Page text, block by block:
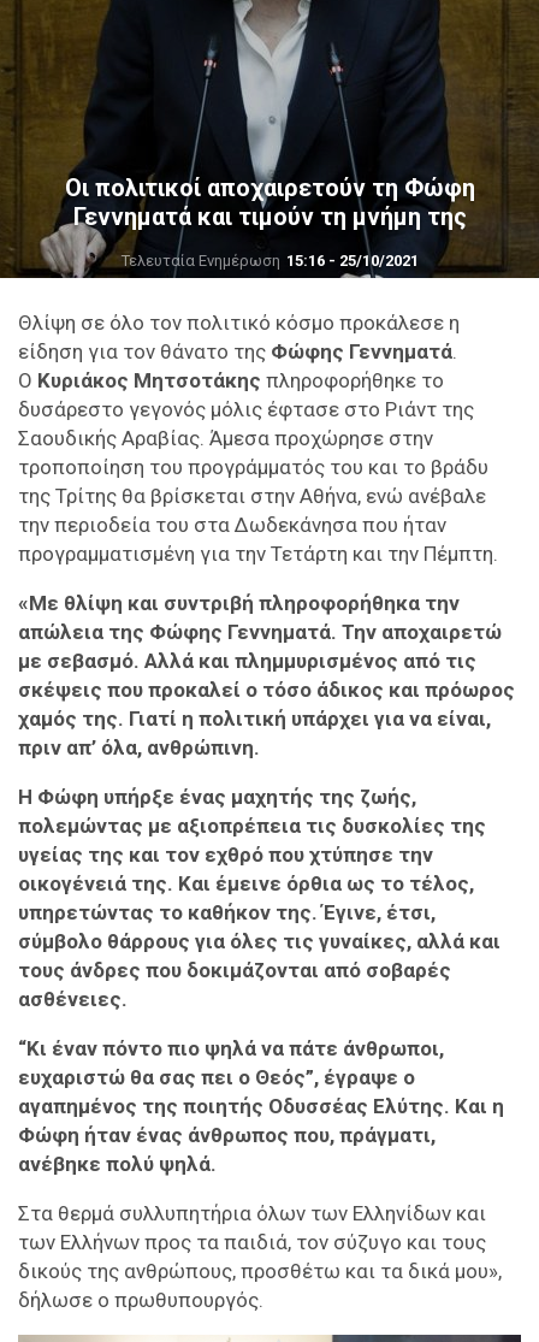
Οι πολιτικοί αποχαιρετούν τη Φώφη
Γεννηματά και τιμούν τη μνήμη της
Τελευταία Ενημέρωση 15:16 - 25/10/2021
Θλίψη σε όλο τον πολιτικό κόσμο προκάλεσε η
είδηση για τον θάνατο της Φώφης Γεννηματά.
Ο Κυριάκος Μητσοτάκης πληροφορήθηκε το
δυσάρεστο γεγονός μόλις έφτασε στο Ριάντ της
Σαουδικής Αραβίας. Άμεσα προχώρησε στην
τροποποίηση του προγράμματός του και το βράδυ
της Τρίτης θα βρίσκεται στην Αθήνα, ενώ ανέβαλε
την περιοδεία του στα Δωδεκάνησα που ήταν
προγραμματισμένη για την Τετάρτη και την Πέμπτη.
«Με θλίψη και συντριβή πληροφορήθηκα την
απώλεια της Φώφης Γεννηματά. Την αποχαιρετώ
με σεβασμό. Αλλά και πλημμυρισμένος από τις
σκέψεις που προκαλεί ο τόσο άδικος και πρόωρος
χαμός της. Γιατί η πολιτική υπάρχει για να είναι,
πριν απ’ όλα, ανθρώπινη.
Η Φώφη υπήρξε ένας μαχητής της ζωής,
πολεμώντας με αξιοπρέπεια τις δυσκολίες της
υγείας της και τον εχθρό που χτύπησε την
οικογένειά της. Και έμεινε όρθια ως το τέλος,
υπηρετώντας το καθήκον της. Έγινε, έτσι,
σύμβολο θάρρους για όλες τις γυναίκες, αλλά και
τους άνδρες που δοκιμάζονται από σοβαρές
ασθένειες.
“Κι έναν πόντο πιο ψηλά να πάτε άνθρωποι,
ευχαριστώ θα σας πει ο Θεός”, έγραψε ο
αγαπημένος της ποιητής Οδυσσέας Ελύτης. Και η
Φώφη ήταν ένας άνθρωπος που, πράγματι,
ανέβηκε πολύ ψηλά.
Στα θερμά συλλυπητήρια όλων των Ελληνίδων και
των Ελλήνων προς τα παιδιά, τον σύζυγο και τους
δικούς της ανθρώπους, προσθέτω και τα δικά μου»,
δήλωσε ο πρωθυπουργός.